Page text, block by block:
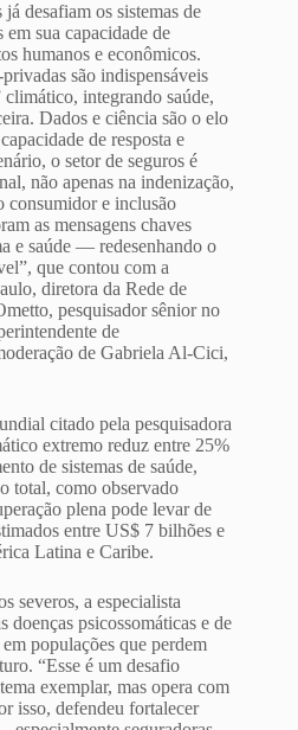
desafiam os sistemas de
sua capacidade de
humanos e econômicos.
são indispensáveis
integrando saúde,
Dados e ciência são o elo
de resposta e
o setor de seguros é
não apenas na indenização,
consumidor e inclusão
as mensagens chaves
e saúde — redesenhando o
que contou com a
diretora da Rede de
pesquisador sênior no
de
de Gabriela Al-Cici,
citado pela pesquisadora
extremo reduz entre 25%
de sistemas de saúde,
total, como observado
plena pode levar de
entre US$ 7 bilhões e
Latina e Caribe.
severos, a especialista
doenças psicossomáticas e de
populações que perdem
“Esse é um desafio
exemplar, mas opera com
isso, defendeu fortalecer